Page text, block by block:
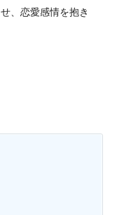
、恋愛感情を抱き